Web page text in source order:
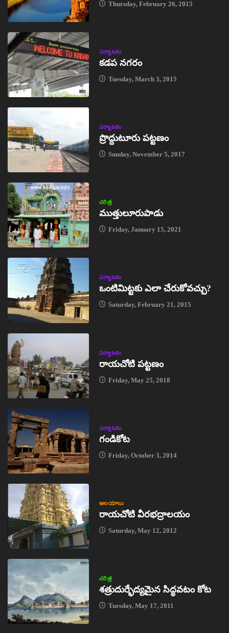
Thursday, February 26, 2015
పర్యాటకం
కడప నగరం
Tuesday, March 3, 2015
పర్యాటకం
ప్రొద్దుటూరు పట్టణం
Sunday, November 5, 2017
చరిత్ర
ముత్తులూరుపాడు
Friday, January 15, 2021
పర్యాటకం
ఒంటిమిట్టకు ఎలా చేరుకోవచ్చు?
Saturday, February 21, 2015
పర్యాటకం
రాయచోటి పట్టణం
Friday, May 25, 2018
పర్యాటకం
గండికోట
Friday, October 3, 2014
ఆలయాలు
రాయచోటి వీరభద్రాలయం
Saturday, May 12, 2012
చరిత్ర
శత్రుదుర్భేద్యమైన సిద్ధవటం కోట
Tuesday, May 17, 2011